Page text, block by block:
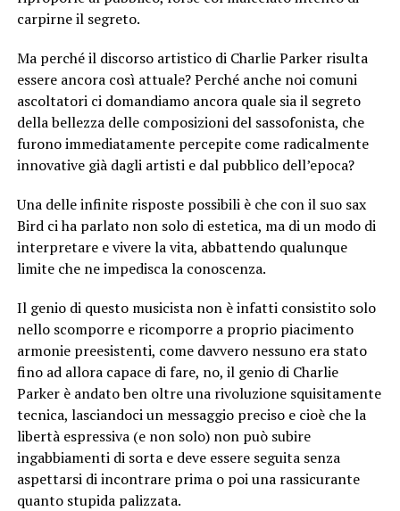
carpirne il segreto.
Ma perché il discorso artistico di Charlie Parker risulta
essere ancora così attuale? Perché anche noi comuni
ascoltatori ci domandiamo ancora quale sia il segreto
della bellezza delle composizioni del sassofonista, che
furono immediatamente percepite come radicalmente
innovative già dagli artisti e dal pubblico dell’epoca?
Una delle infinite risposte possibili è che con il suo sax
Bird ci ha parlato non solo di estetica, ma di un modo di
interpretare e vivere la vita, abbattendo qualunque
limite che ne impedisca la conoscenza.
Il genio di questo musicista non è infatti consistito solo
nello scomporre e ricomporre a proprio piacimento
armonie preesistenti, come davvero nessuno era stato
fino ad allora capace di fare, no, il genio di Charlie
Parker è andato ben oltre una rivoluzione squisitamente
tecnica, lasciandoci un messaggio preciso e cioè che la
libertà espressiva (e non solo) non può subire
ingabbiamenti di sorta e deve essere seguita senza
aspettarsi di incontrare prima o poi una rassicurante
quanto stupida palizzata.